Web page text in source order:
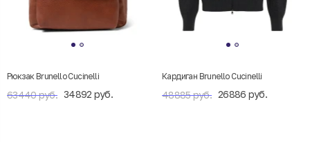
Рюкзак Brunello Cucinelli
63440 руб. 34892 руб.
Кардиган Brunello Cucinelli
48885 руб. 26886 руб.